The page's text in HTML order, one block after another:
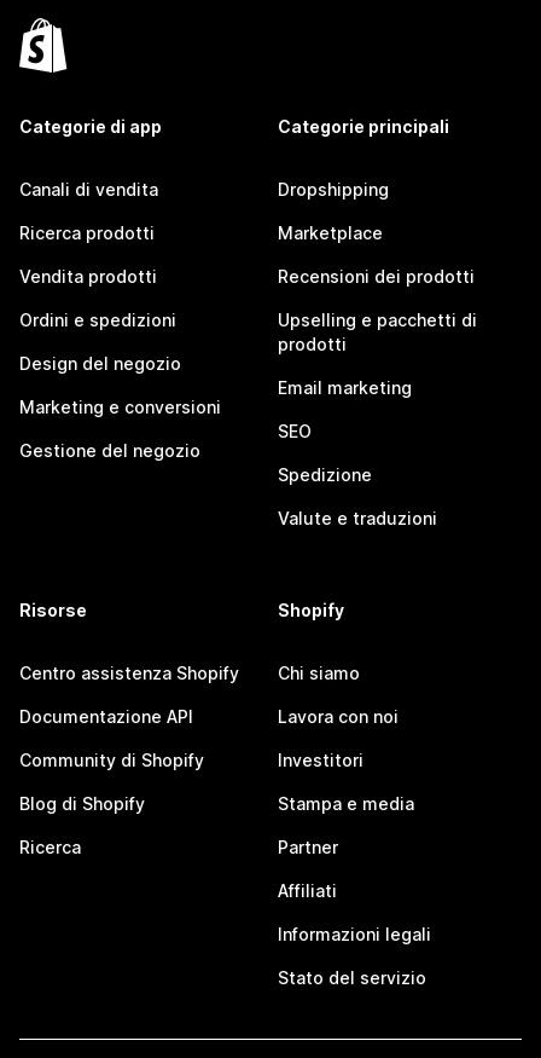
Categorie di app
Canali di vendita
Ricerca prodotti
Vendita prodotti
Ordini e spedizioni
Design del negozio
Marketing e conversioni
Gestione del negozio
Categorie principali
Dropshipping
Marketplace
Recensioni dei prodotti
Upselling e pacchetti di
prodotti
Email marketing
SEO
Spedizione
Valute e traduzioni
Risorse
Centro assistenza Shopify
Documentazione API
Community di Shopify
Blog di Shopify
Ricerca
Shopify
Chi siamo
Lavora con noi
Investitori
Stampa e media
Partner
Affiliati
Informazioni legali
Stato del servizio